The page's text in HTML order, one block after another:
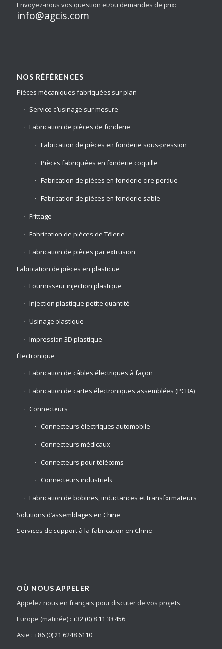
Envoyez-nous vos question et/ou demandes de prix:
info@agcis.com
NOS RÉFÉRENCES
Pièces mécaniques fabriquées sur plan
Service d’usinage sur mesure
Fabrication de pièces de fonderie
Fabrication de pièces en fonderie sous-pression
Pièces fabriquées en fonderie coquille
Fabrication de pièces en fonderie cire perdue
Fabrication de pièces en fonderie sable
Frittage
Fabrication de pièces de Tôlerie
Fabrication de pièces par extrusion
Fabrication de pièces en plastique
Fournisseur injection plastique
Injection plastique petite quantité
Usinage plastique
Impression 3D plastique
Électronique
Fabrication de câbles électriques à façon
Fabrication de cartes électroniques assemblées (PCBA)
Connecteurs
Connecteurs électriques automobile
Connecteurs médicaux
Connecteurs pour télécoms
Connecteurs industriels
Fabrication de bobines, inductances et transformateurs
Solutions d’assemblages en Chine
Services de support à la fabrication en Chine
OÙ NOUS APPELER
Appelez nous en français pour discuter de vos projets.
Europe (matinée) : +32 (0) 8 11 38 456
Asie : +86 (0) 21 6248 6110